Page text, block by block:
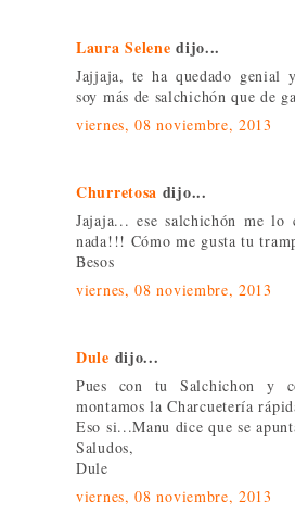
Laura Selene dijo...
Jajjaja, te ha quedado
soy más de salchichón que de
viernes, 08 noviembre, 2013
Churretosa dijo...
Jajaja... ese salchichón me
nada!!! Cómo me gusta tu
Besos
viernes, 08 noviembre, 2013
Dule dijo...
Pues con tu Salchichon y
montamos la Charcuetería
Eso si...Manu dice que se
Saludos,
Dule
viernes, 08 noviembre, 2013